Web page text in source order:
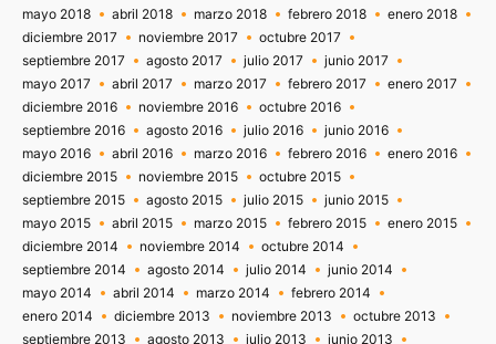
mayo 2018
abril 2018 marzo 2018 febrero 2018
enero 2018
diciembre 2017
noviembre 2017
octubre 2017
septiembre 2017
agosto 2017 julio 2017
junio 2017
mayo 2017
abril 2017 marzo 2017 febrero 2017
enero 2017
diciembre 2016
noviembre 2016
octubre 2016
septiembre 2016
agosto 2016 julio 2016
junio 2016
mayo 2016
abril 2016 marzo 2016 febrero 2016
enero 2016
diciembre 2015
noviembre 2015
octubre 2015
septiembre 2015
agosto 2015 julio 2015
junio 2015
mayo 2015
abril 2015 marzo 2015 febrero 2015
enero 2015
diciembre 2014
noviembre 2014
octubre 2014
septiembre 2014
agosto 2014 julio 2014
junio 2014
mayo 2014
abril 2014 marzo 2014
febrero 2014
enero 2014
diciembre 2013 noviembre 2013
octubre 2013
septiembre 2013
agosto 2013 julio 2013 junio 2013